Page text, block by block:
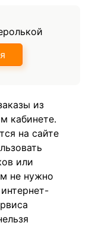
из
кабинете.
на сайте
или
не нужно